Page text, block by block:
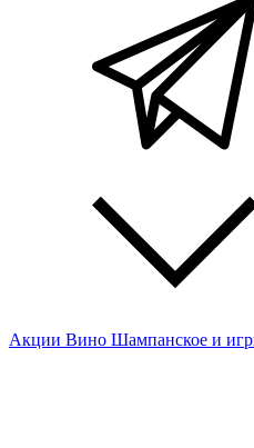
Акции Вино Шампанское и